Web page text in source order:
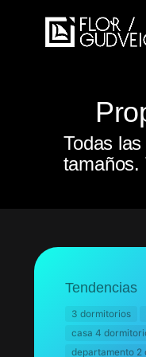
Todas
tamaños.
Tendencias
3 dormitorios
casa 4
departamento 2